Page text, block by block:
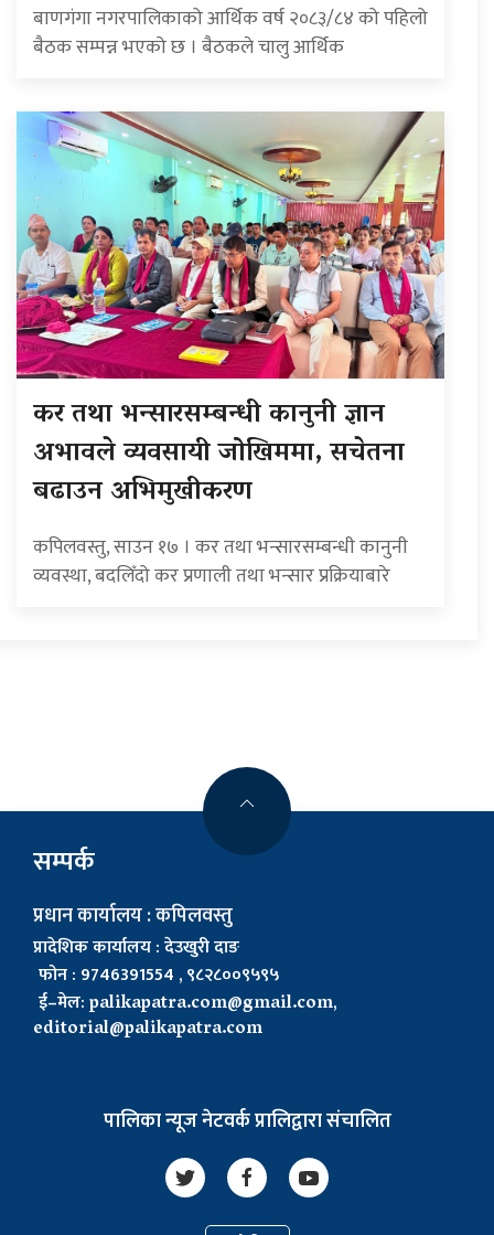
बाणगंगा नगरपालिकाको आर्थिक वर्ष २०८३/८४ को पहिलो
बैठक सम्पन्न भएको छ । बैठकले चालु आर्थिक
कर तथा भन्सारसम्बन्धी कानुनी ज्ञान
अभावले व्यवसायी जोखिममा, सचेतना
बढाउन अभिमुखीकरण
कपिलवस्तु, साउन १७ । कर तथा भन्सारसम्बन्धी कानुनी
व्यवस्था, बदलिँदो कर प्रणाली तथा भन्सार प्रक्रियाबारे
सम्पर्क
प्रधान कार्यालय : कपिलवस्तु
प्रादेशिक कार्यालय : देउखुरी दाङ
फोन : 9746391554 , ९८२८००९५९५
ई–मेल:palikapatra.com@gmail.com,
editorial@palikapatra.com
पालिका न्यूज नेटवर्क प्रालिद्वारा संचालित